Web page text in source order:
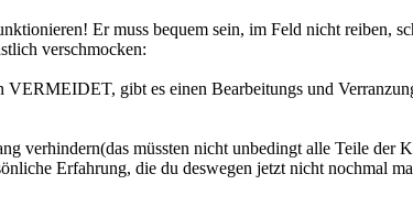
Er muss bequem sein, im Feld nicht reiben,
verschmocken:
gibt es einen Bearbeitungs und
verhindern(das müssten nicht unbedingt alle Teile
Erfahrung, die du deswegen jetzt nicht nochmal